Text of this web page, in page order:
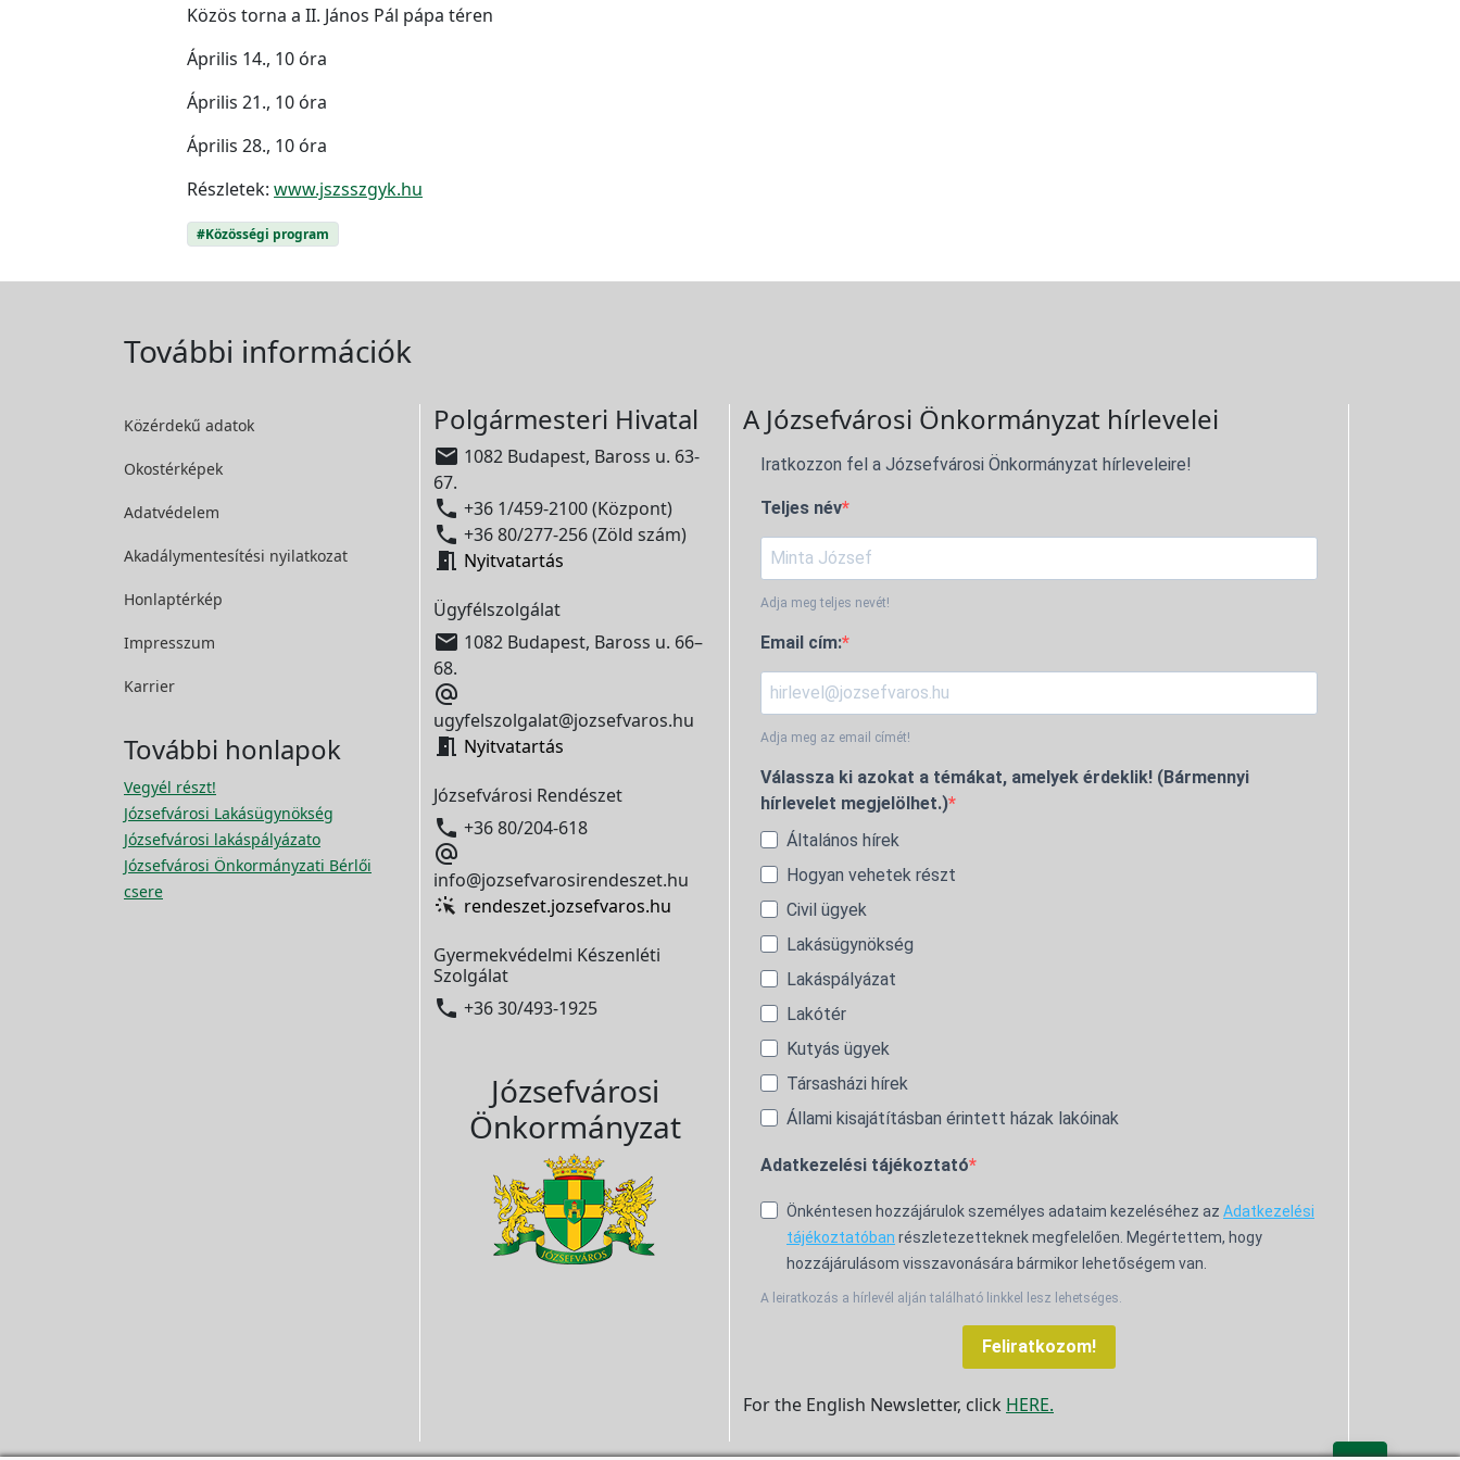
Közös torna a II. János Pál pápa téren
Április 14., 10 óra
Április 21., 10 óra
Április 28., 10 óra
Részletek: www.jszsszgyk.hu
#Közösségi program
További információk
Közérdekű adatok
Okostérképek
Adatvédelem
Akadálymentesítési nyilatkozat
Honlaptérkép
Impresszum
Karrier
További honlapok
Vegyél részt!
Józsefvárosi Lakásügynökség
Józsefvárosi lakáspályázato
Józsefvárosi Önkormányzati Bérlői
csere
Polgármesteri Hivatal
 1082 Budapest, Baross u. 63-
67.
 +36 1/459-2100 (Központ)
 +36 80/277-256 (Zöld szám)
 Nyitvatartás
Ügyfélszolgálat
 1082 Budapest, Baross u. 66–
68.

ugyfelszolgalat@jozsefvaros.hu
 Nyitvatartás
Józsefvárosi Rendészet
 +36 80/204-618

info@jozsefvarosirendeszet.hu
rendeszet.jozsefvaros.hu
Gyermekvédelmi Készenléti
Szolgálat
 +36 30/493-1925
Józsefvárosi
Önkormányzat
A Józsefvárosi Önkormányzat hírlevelei
Iratkozzon fel a Józsefvárosi Önkormányzat hírleveleire!
Teljes név
Adja meg teljes nevét!
Email cím:
Adja meg az email címét!
Válassza ki azokat a témákat, amelyek érdeklik! (Bármennyi
hírlevelet megjelölhet.)
Általános hírek
Hogyan vehetek részt
Civil ügyek
Lakásügynökség
Lakáspályázat
Lakótér
Kutyás ügyek
Társasházi hírek
Állami kisajátításban érintett házak lakóinak
Adatkezelési tájékoztató
Önkéntesen hozzájárulok személyes adataim kezeléséhez az Adatkezelési
tájékoztatóban részletezetteknek megfelelően. Megértettem, hogy
hozzájárulásom visszavonására bármikor lehetőségem van.
A leiratkozás a hírlevél alján található linkkel lesz lehetséges.
Feliratkozom!
For the English Newsletter, click HERE.